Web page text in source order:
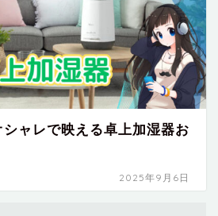
シャレで映える卓上加湿器お
2025年9月6日